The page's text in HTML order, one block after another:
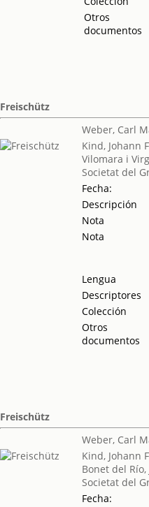
Otros
documentos
Freischütz
Weber, Carl
Kind, Johann
Vilomara i
Societat del
Fecha:
Descripción
Nota
Nota
Lengua
Descriptores
Colección
Otros
documentos
Freischütz
Weber, Carl
Kind, Johann
Bonet del Río,
Societat del
Fecha: